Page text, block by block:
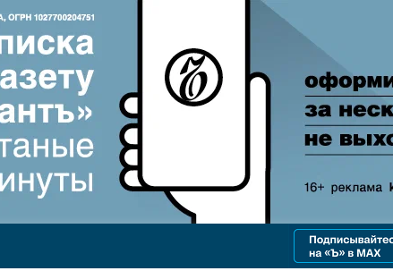
Реклама в «Ъ» www.kommersant.ru/ad